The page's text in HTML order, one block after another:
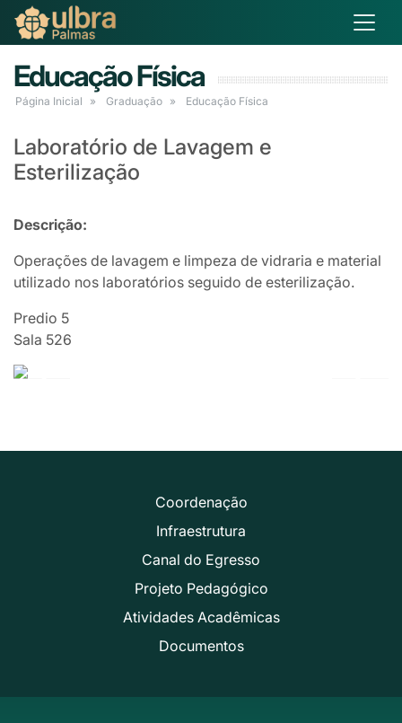
Educação Física
Página Inicial Graduação Educação Física
Laboratório de Lavagem e
Esterilização
Descrição:
Operações de lavagem e limpeza de vidraria e material
utilizado nos laboratórios seguido de esterilização.
Predio 5
Sala 526
Coordenação
Infraestrutura
Canal do Egresso
Projeto Pedagógico
Atividades Acadêmicas
Documentos